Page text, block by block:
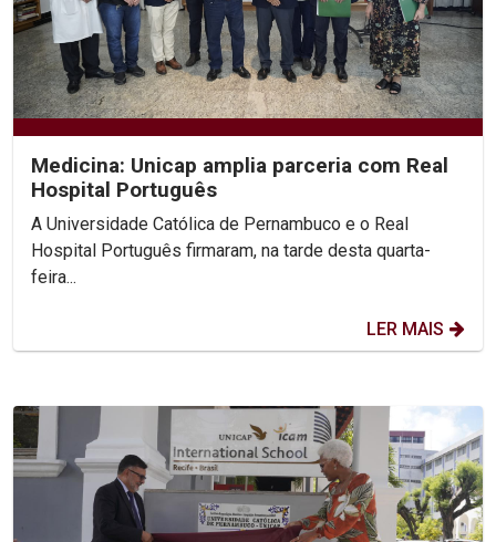
Medicina: Unicap amplia parceria com Real
Hospital Português
A Universidade Católica de Pernambuco e o Real
Hospital Português firmaram, na tarde desta quarta-
feira...
LER MAIS